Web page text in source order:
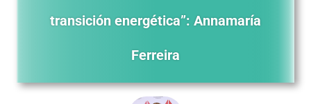
transición energética”: Annamaría
Ferreira